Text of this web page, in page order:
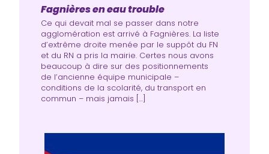
Fagnières en eau trouble
Ce qui devait mal se passer dans notre
agglomération est arrivé à Fagnières. La liste
d’extrême droite menée par le suppôt du FN
et du RN a pris la mairie. Certes nous avons
beaucoup à dire sur des positionnements
de l’ancienne équipe municipale –
conditions de la scolarité, du transport en
commun – mais jamais […]